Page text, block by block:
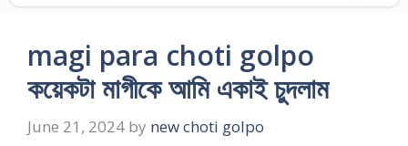
magi para choti golpo
কয়েকটা মাগীকে আমি একাই চুদলাম
June 21, 2024 by new choti golpo